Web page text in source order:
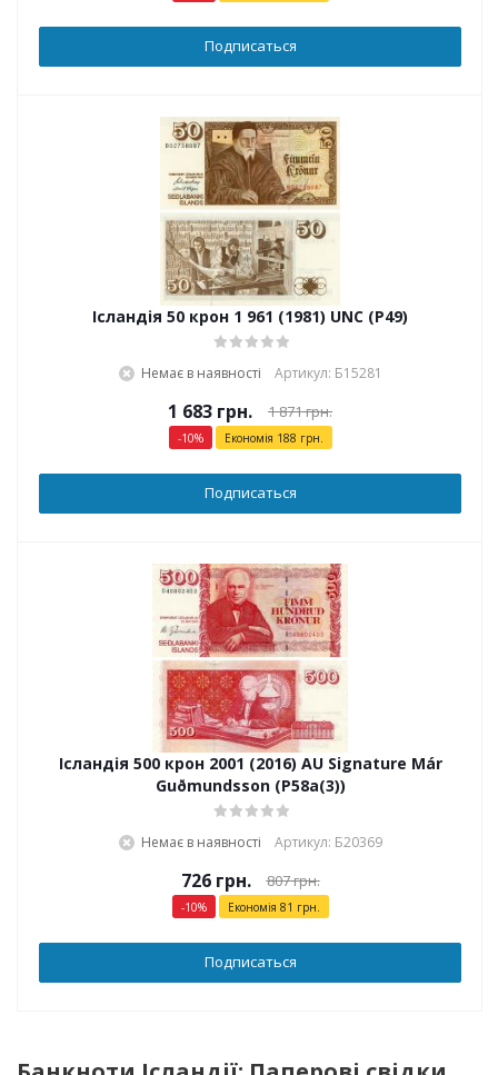
Подписаться
Ісландія 50 крон 1 961 (1981) UNC (P49)
Немає в наявності Артикул: Б15281
1 683 грн. 1 871грн.
-10% Економія 188 грн.
Подписаться
Ісландія 500 крон 2001 (2016) AU Signature Már
Guðmundsson (P58a(3))
Немає в наявності Артикул: Б20369
726грн. 807грн.
-10% Економія 81 грн.
Подписаться